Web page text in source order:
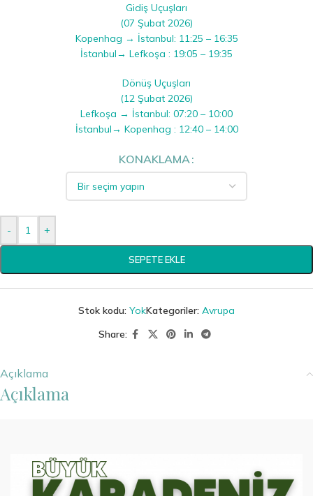
Gidiş Uçuşları
(07 Şubat 2026)
Kopenhag → İstanbul: 11:25 – 16:35
İstanbul→ Lefkoşa : 19:05 – 19:35
Dönüş Uçuşları
(12 Şubat 2026)
Lefkoşa → İstanbul: 07:20 – 10:00
İstanbul→ Kopenhag : 12:40 – 14:00
KONAKLAMA
- +
SEPETE EKLE
Stok kodu: YokKategoriler: Avrupa
Share:
Açıklama
Açıklama